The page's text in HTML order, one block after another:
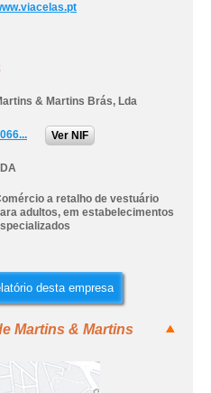
& Martins Brás, Lda
Ver NIF
a retalho de vestuário
adultos, em estabelecimentos
desta empresa
Martins & Martins